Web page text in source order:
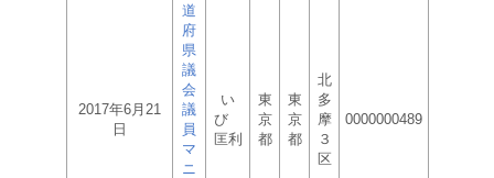
2017年6月21
日
道
府
県
議
会
議
員
マ
ニ
い
び
匡利
東
京
都
東
京
都
北
多
摩
３
区
0000000489